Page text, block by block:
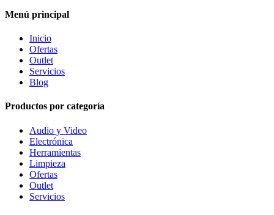
Menú principal
Inicio
Ofertas
Outlet
Servicios
Blog
Productos por categoría
Audio y Video
Electrónica
Herramientas
Limpieza
Ofertas
Outlet
Servicios